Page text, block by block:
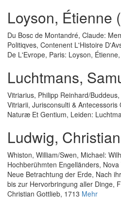
Loyson, Étienne
Du Bosc de Montandré, Claude:
Politiqves, Contenent L'Histoire
De L'Evrope, Paris: Loyson,
Luchtmans,
Vitriarius, Philipp Reinhard/
Vitriarii, Jurisconsulti &
Naturæ Et Gentium, Leiden:
Ludwig,
Whiston, William/Swen, Michael:
Hochberühmten Engelländers,
Neue Betrachtung der Erde, Nach
bis zur Hervorbringung aller Dinge,
Christian Gottlieb, 1713 Mehr